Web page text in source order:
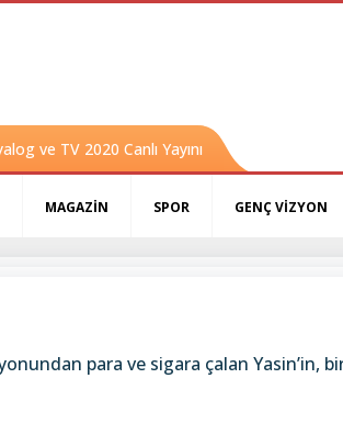
ve TV 2020 Canlı Yayını
MAGAZİN SPOR GENÇ VİZYON
para ve sigara çalan Yasin’in,